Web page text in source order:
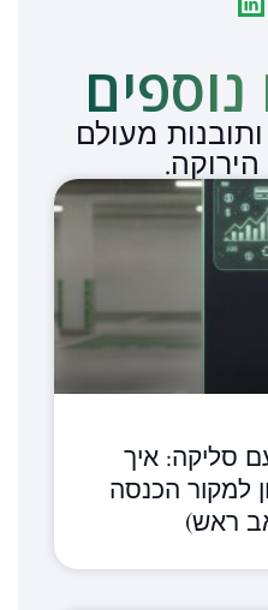
מעולם
סליקה: איך
למקור הכנסה
ראש)